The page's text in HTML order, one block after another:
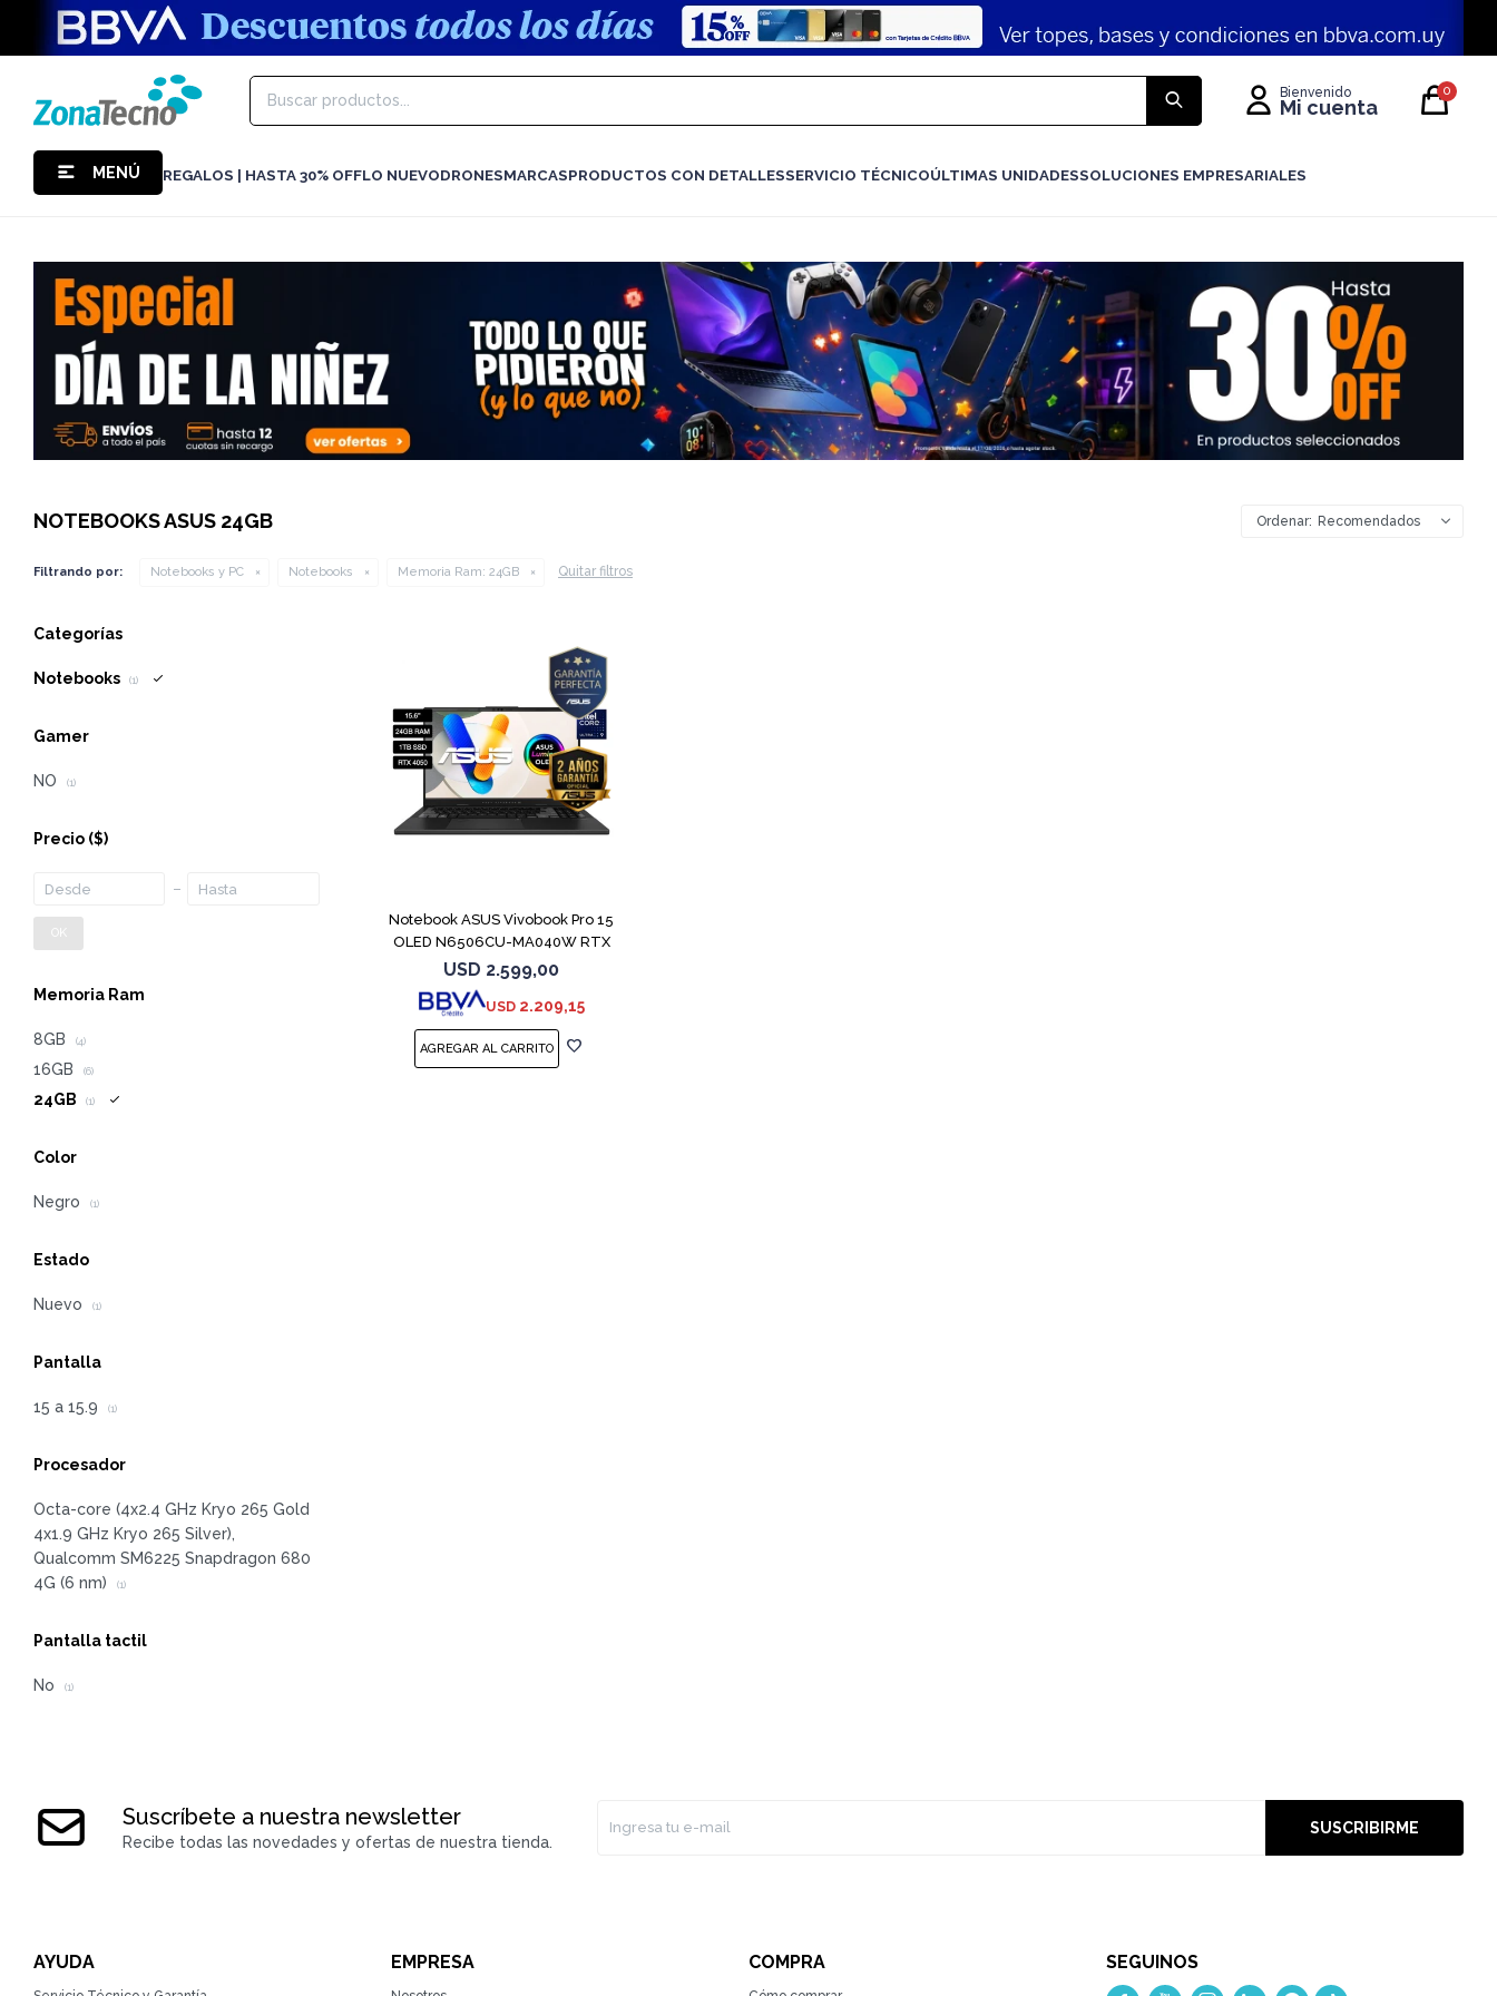
MENÚ REGALOS | HASTA 30% OFFLO NUEVODRONESMARCASPRODUCTOS CON DETALLESSERVICIO TÉCNICOÚLTIMAS UNIDADESSOLUCIONES EMPRESARIALES
0
NOTEBOOKS ASUS 24GB Recomendados
Filtrando por: Notebooks y PC Notebooks Memoria Ram: 24GB Quitar filtros
Notebook ASUS Vivobook Pro 15
OLED N6506CU-MA040W RTX
4050
USD 2.599,00
USD 2.209,15
Categorías
Notebooks (1)
Precio ($)
OK
Memoria Ram
8GB (4)
16GB (6)
24GB (1)
Gamer
NO (1)
Color
Negro (1)
Estado
Nuevo (1)
Pantalla
15 a 15.9 (1)
Procesador
Octa-core (4x2.4 GHz Kryo 265 Gold
4x1.9 GHz Kryo 265 Silver),
Qualcomm SM6225 Snapdragon 680
4G (6 nm)
(1)
Pantalla tactil
No (1)
Suscríbete a nuestra newsletter
Recibe todas las novedades y ofertas de nuestra tienda.
SUSCRIBIRME
AYUDA EMPRESA COMPRA SEGUINOS